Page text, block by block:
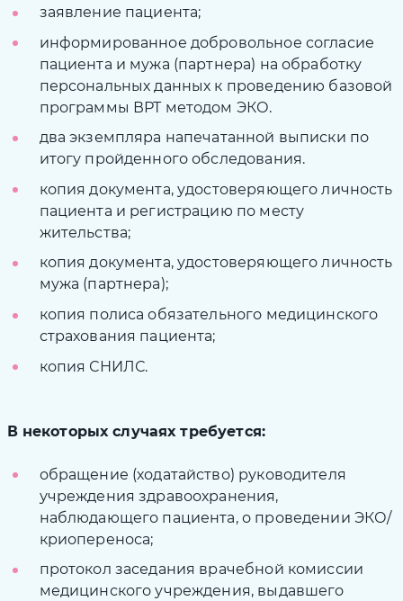
заявление пациента;
информированное добровольное согласие
пациента и мужа (партнера) на обработку
персональных данных к проведению базовой
программы ВРТ методом ЭКО.
два экземпляра напечатанной выписки по
итогу пройденного обследования.
копия документа, удостоверяющего личность
пациента и регистрацию по месту
жительства;
копия документа, удостоверяющего личность
мужа (партнера);
копия полиса обязательного медицинского
страхования пациента;
копия СНИЛС.
В некоторых случаях требуется:
обращение (ходатайство) руководителя
учреждения здравоохранения,
наблюдающего пациента, о проведении ЭКО/
криопереноса;
протокол заседания врачебной комиссии
медицинского учреждения, выдавшего